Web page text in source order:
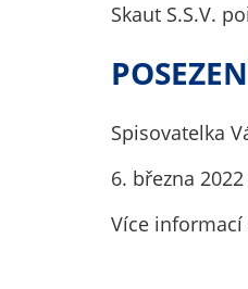
Skaut S.S.V.
Spisovatelka
6. března
Více informací